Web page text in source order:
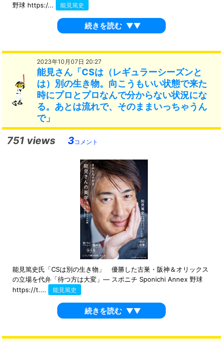
野球 https:/... 能見篤史
続きを読む ▼▼
2023年10月07日 20:27
能見さん「CSは（レギュラーシーズンと
は）別の生き物。向こうもいい状態で来た
時にプロとプロなんで分からない状況にな
る。あとは流れで、そのままいっちゃうん
で」
751 views 3コメント
能見篤史氏「CSは別の生き物」 優勝した古巣・阪神＆オリックス
の立場を代弁「待つ方は大変」― スポニチ Sponichi Annex 野球
https://t....
能見篤史
続きを読む ▼▼